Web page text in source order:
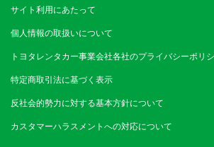
サイト利用にあたって
個人情報の取扱いについて
トヨタレンタカー事業会社各社のプライバシーポリ
特定商取引法に基づく表示
反社会的勢力に対する基本方針について
カスタマーハラスメントへの対応について